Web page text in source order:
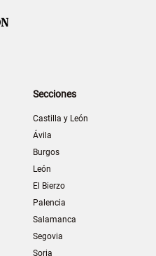
Secciones
Castilla y León
Ávila
Burgos
León
El Bierzo
Palencia
Salamanca
Segovia
Soria